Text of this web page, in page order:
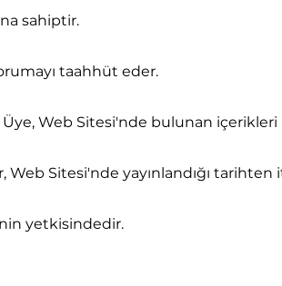
sahiptir.
taahhüt eder.
Web Sitesi'nde bulunan
Web Sitesi'nde yayınlandığı
yetkisindedir.